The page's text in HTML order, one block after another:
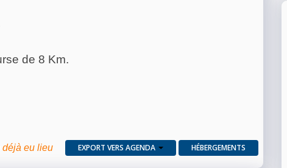
de 8 Km.
déjà eu lieu EXPORT VERS AGENDA HÉBERGEMENTS